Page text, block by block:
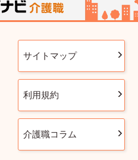
サイトマップ
利用規約
介護職コラム